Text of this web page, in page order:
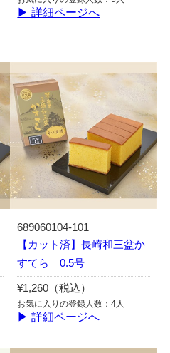
▶ 詳細ページへ
689060104-101
【カット済】長崎和三盆か
すてら 0.5号
¥1,260（税込）
お気に入りの登録人数：4人
▶ 詳細ページへ